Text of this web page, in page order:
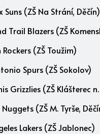
Suns (ZŠ Na Strání, Děčín)
Trail Blazers (ZŠ
(ZŠ Toužim)
Spurs (ZŠ Sokolov)
Grizzlies (ZŠ Klášterec
(ZŠ M. Tyrše,
Lakers (ZŠ Jablonec)